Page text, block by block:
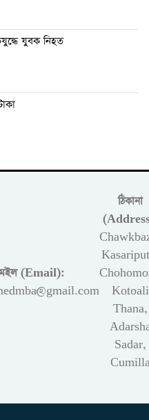
যুবক নিহত
(Email):
ঠিকানা
Kotoali
Thana,
Sadar,